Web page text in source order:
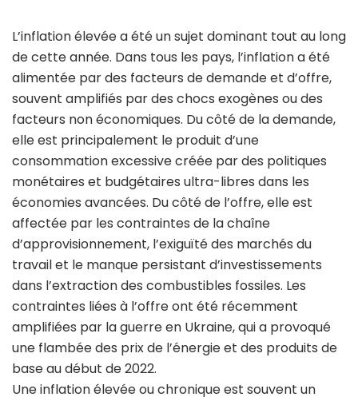
L’inflation élevée a été un sujet dominant tout au long
de cette année. Dans tous les pays, l’inflation a été
alimentée par des facteurs de demande et d’offre,
souvent amplifiés par des chocs exogènes ou des
facteurs non économiques. Du côté de la demande,
elle est principalement le produit d’une
consommation excessive créée par des politiques
monétaires et budgétaires ultra-libres dans les
économies avancées. Du côté de l’offre, elle est
affectée par les contraintes de la chaîne
d’approvisionnement, l’exiguïté des marchés du
travail et le manque persistant d’investissements
dans l’extraction des combustibles fossiles. Les
contraintes liées à l’offre ont été récemment
amplifiées par la guerre en Ukraine, qui a provoqué
une flambée des prix de l’énergie et des produits de
base au début de 2022.
Une inflation élevée ou chronique est souvent un